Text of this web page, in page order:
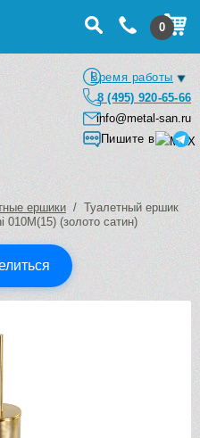
0
Время работы
8 (495) 920-65-66
info@metal-san.ru
Пишите в
ершики / Туалетный ершик
010M(15) (золото сатин)